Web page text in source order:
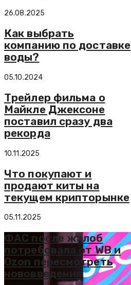
26.08.2025
Как выбрать
компанию по доставке
воды?
05.10.2024
Трейлер фильма о
Майкле Джексоне
поставил сразу два
рекорда
10.11.2025
Что покупают и
продают киты на
текущем крипторынке
05.11.2025
ФАС после жалоб
потребовала от WB и
Ozon пересмотреть
нововведения